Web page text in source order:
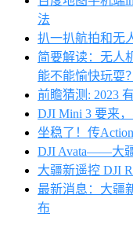
法
扒一扒航拍和无
简要解读：无人
能不能愉快玩耍
前瞻猜测: 2023
DJI Mini 3 要来
坐稳了！传
DJI Avata——大
大疆新遥控 DJI
最新消息：大疆
布